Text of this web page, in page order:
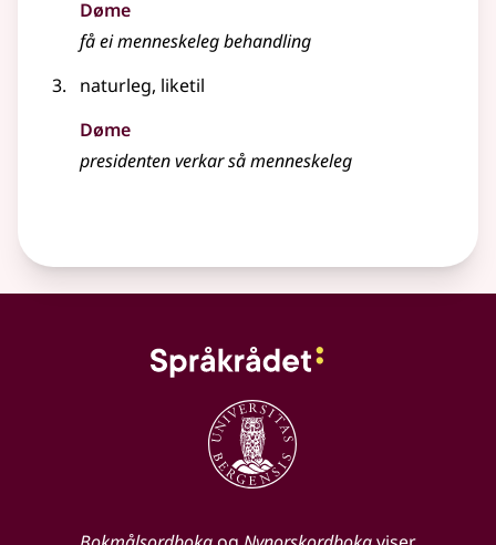
Døme
få eimenneskelegbehandling
naturleg, liketil
Døme
presidenten verkar såmenneskeleg